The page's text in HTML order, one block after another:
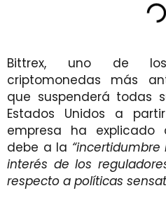
Bittrex, uno de
criptomonedas más
que suspenderá todas
Estados Unidos a
empresa ha
debe a la
interés de los
respecto a políticas